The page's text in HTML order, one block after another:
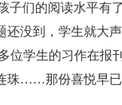
子们的阅读水平有
还没到，学生就大
位学生的习作在报
珠……那份喜悦早已